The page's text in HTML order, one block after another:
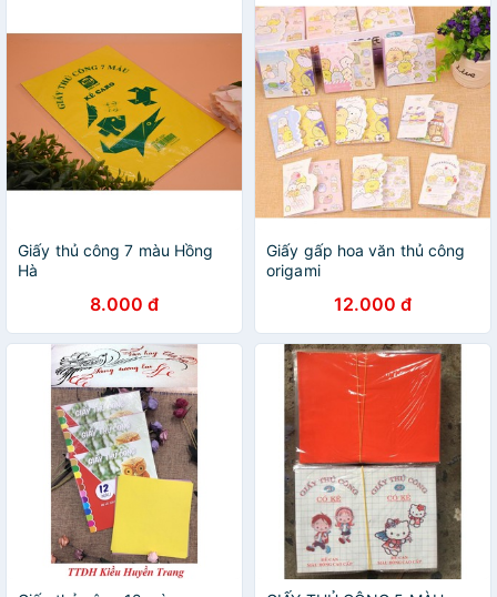
Giấy thủ công 7 màu Hồng
Hà
8.000 đ
Giấy gấp hoa văn thủ công
origami
12.000 đ